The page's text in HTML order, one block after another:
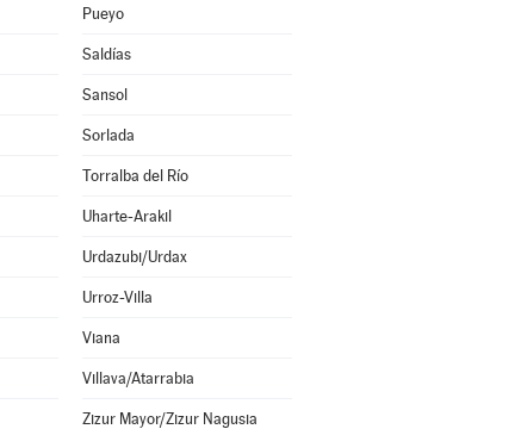
Pueyo
Saldías
Sansol
Sorlada
Torralba del Río
Uharte-Arakil
Urdazubi/Urdax
Urroz-Villa
Viana
Villava/Atarrabia
Zizur Mayor/Zizur Nagusia